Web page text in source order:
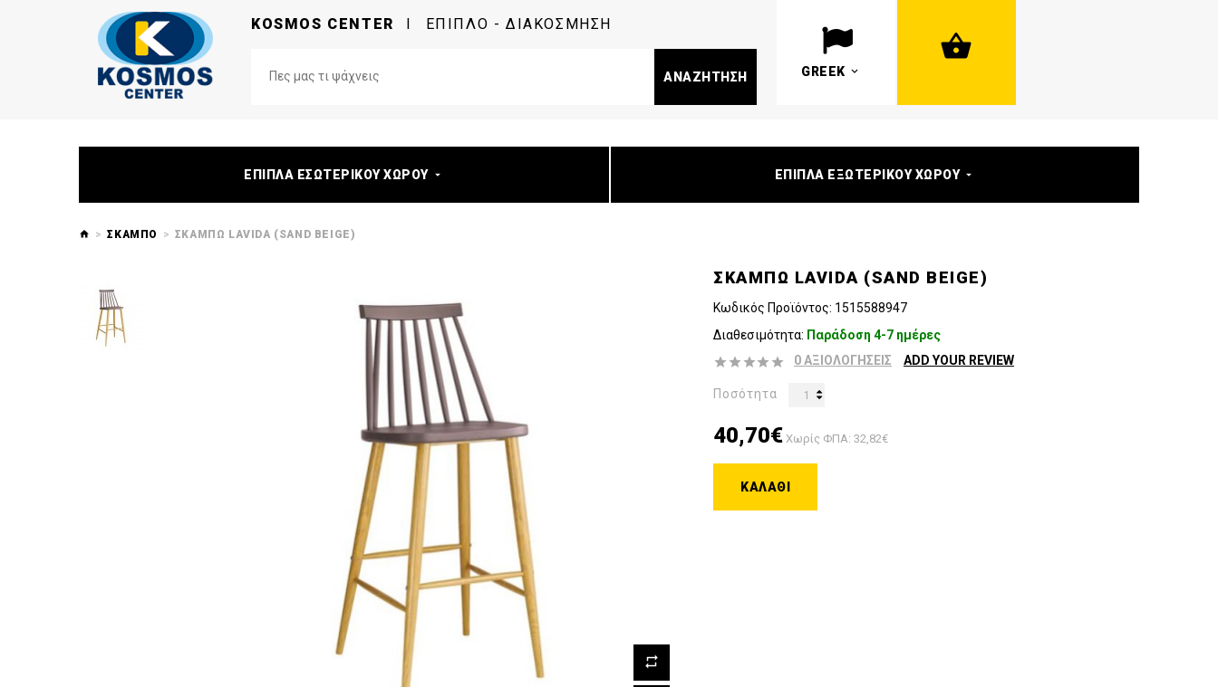
KOSMOS CENTER I ΈΠΙΠΛΟ - ΔΙΑΚΌΣΜΗΣΗ
ΑΝΑΖΉΤΗΣΗ GREEK
ΕΠΙΠΛΑ ΕΣΩΤΕΡΙΚΟΥ ΧΩΡΟΥ ΕΠΙΠΛΑ ΕΞΩΤΕΡΙΚΟΥ ΧΩΡΟΥ
ΣΚΑΜΠΌ ΣΚΑΜΠΩ LAVIDA (SAND BEIGE)
ΣΚΑΜΠΩ LAVIDA (SAND BEIGE)
Κωδικός Προϊόντος: 1515588947
Διαθεσιμότητα: Παράδοση 4-7 ημέρες
0 ΑΞΙΟΛΟΓΉΣΕΙΣ
ADD YOUR REVIEW
Ποσότητα
40,70€ Χωρίς ΦΠΑ: 32,82€
ΚΑΛΆΘΙ